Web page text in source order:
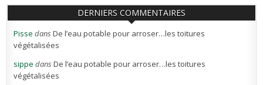
DERNIERS COMMENTAIRES
Pisse dansDe l’eau potable pour arroser…les toitures
végétalisées
sippe dansDe l’eau potable pour arroser…les toitures
végétalisées